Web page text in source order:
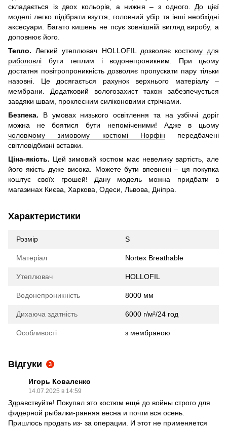
складається із двох кольорів, а нижня – з одного. До цієї
моделі легко підібрати взуття, головний убір та інші необхідні
аксесуари. Багато кишень не псує зовнішній вигляд виробу, а
доповнює його.
Тепло. Легкий утеплювач HOLLOFIL дозволяє костюму для
риболовлі бути теплим і водонепроникним. При цьому
достатня повітропроникність дозволяє пропускати пару тільки
назовні. Це досягається рахунок верхнього матеріалу –
мембрани. Додатковий вологозахист також забезпечується
завдяки швам, проклеєним силіконовими стрічками.
Безпека. В умовах низького освітлення та на узбіччі доріг
можна не боятися бути непоміченими! Адже в цьому
чоловічому зимовому костюмі Норфін передбачені
світловідбивні вставки.
Ціна-якість. Цей зимовий костюм має невелику вартість, але
його якість дуже висока. Можете бути впевнені – ця покупка
коштує своїх грошей! Дану модель можна придбати в
магазинах Києва, Харкова, Одеси, Львова, Дніпра.
Характеристики
Розмір S
Матеріал Nortex Breathable
Утеплювач HOLLOFIL
Водонепроникність 8000 мм
Дихаюча здатність 6000 г/м²/24 год
Особливості з мембраною
Відгуки 3
Игорь Коваленко
14.07.2025 в 14:59
Здравствуйте! Покупал это костюм ещё до войны строго для
фидерной рыбалки-ранняя весна и почти вся осень.
Пришлось продать из- за операции. И этот не применяется